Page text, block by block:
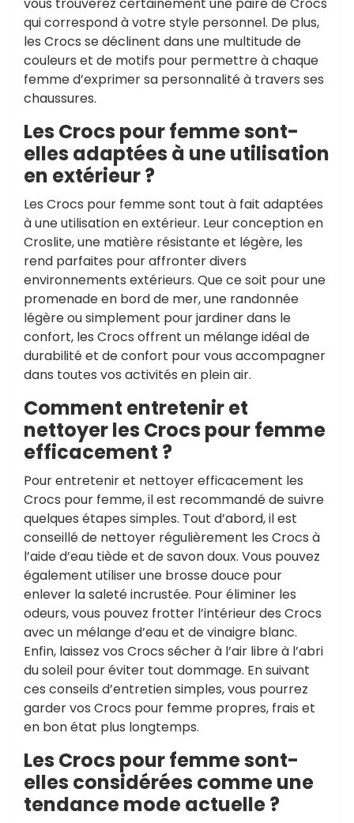
qui correspond à votre style personnel. De plus,
les Crocs se déclinent dans une multitude de
couleurs et de motifs pour permettre à chaque
femme d’exprimer sa personnalité à travers ses
chaussures.
Les Crocs pour femme sont-
elles adaptées à une utilisation
en extérieur ?
Les Crocs pour femme sont tout à fait adaptées
à une utilisation en extérieur. Leur conception en
Croslite, une matière résistante et légère, les
rend parfaites pour affronter divers
environnements extérieurs. Que ce soit pour une
promenade en bord de mer, une randonnée
légère ou simplement pour jardiner dans le
confort, les Crocs offrent un mélange idéal de
durabilité et de confort pour vous accompagner
dans toutes vos activités en plein air.
Comment entretenir et
nettoyer les Crocs pour femme
efficacement ?
Pour entretenir et nettoyer efficacement les
Crocs pour femme, il est recommandé de suivre
quelques étapes simples. Tout d’abord, il est
conseillé de nettoyer régulièrement les Crocs à
l’aide d’eau tiède et de savon doux. Vous pouvez
également utiliser une brosse douce pour
enlever la saleté incrustée. Pour éliminer les
odeurs, vous pouvez frotter l’intérieur des Crocs
avec un mélange d’eau et de vinaigre blanc.
Enfin, laissez vos Crocs sécher à l’air libre à l’abri
du soleil pour éviter tout dommage. En suivant
ces conseils d’entretien simples, vous pourrez
garder vos Crocs pour femme propres, frais et
en bon état plus longtemps.
Les Crocs pour femme sont-
elles considérées comme une
tendance mode actuelle ?